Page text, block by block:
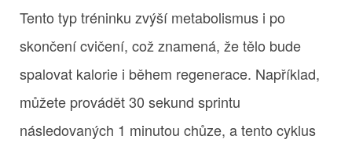
Tento typ tréninku zvýší metabolismus i po
skončení cvičení, což znamená, že tělo bude
spalovat kalorie i během regenerace. Například,
můžete provádět 30 sekund sprintu
následovaných 1 minutou chůze, a tento cyklus